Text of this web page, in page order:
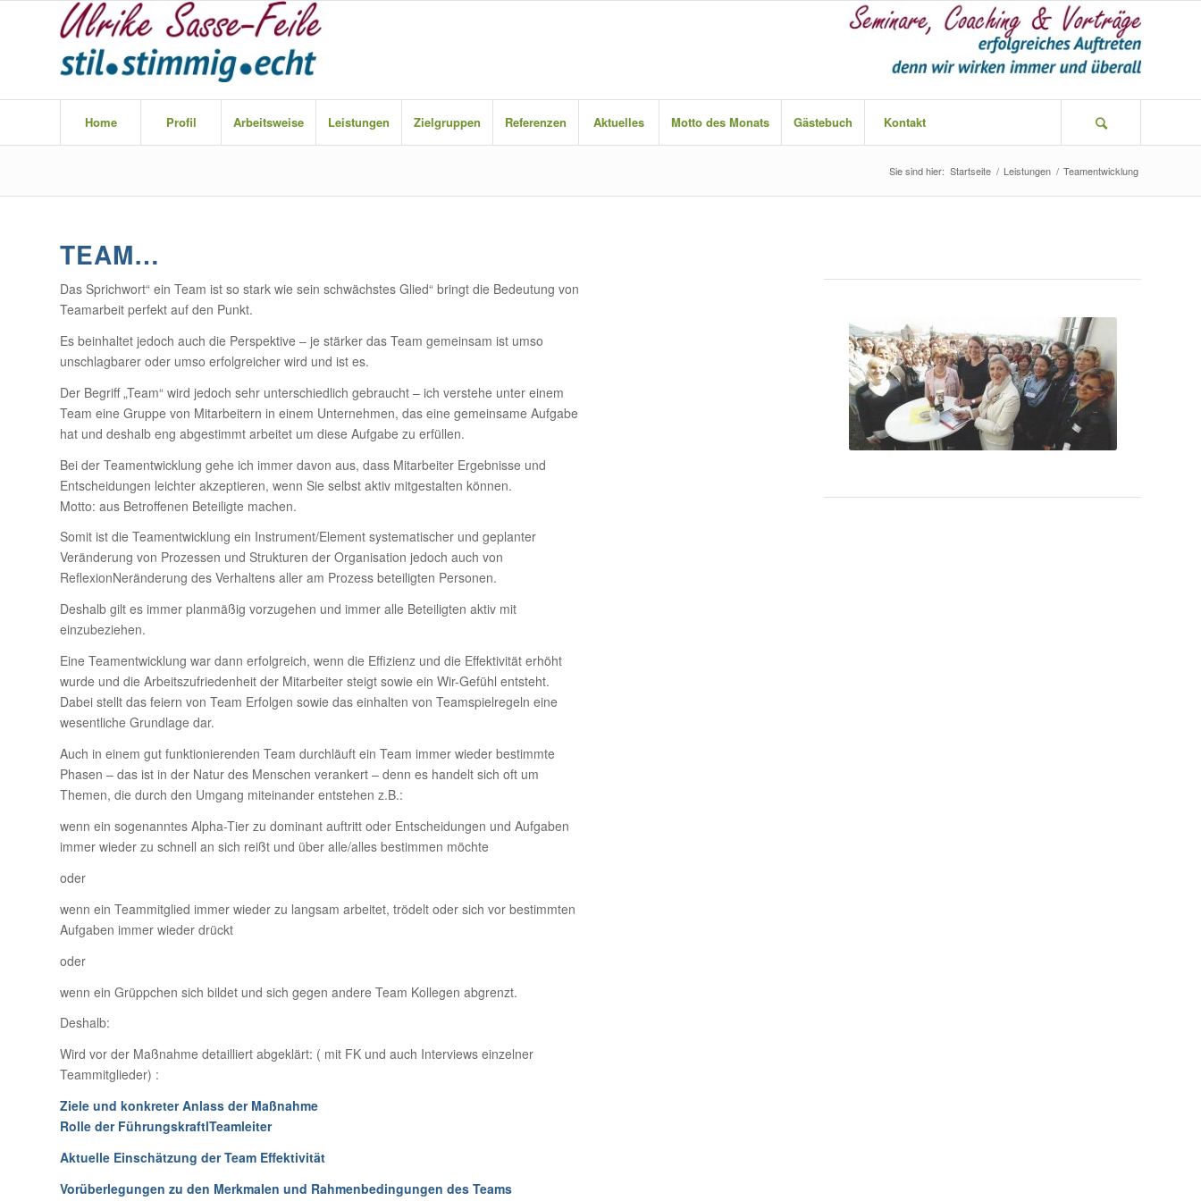
Home Profil Arbeitsweise Leistungen Zielgruppen Referenzen Aktuelles Motto des Monats Gästebuch Kontakt
Sie sind hier: Startseite / Leistungen / Teamentwicklung
TEAM…
Das Sprichwort“ ein Team ist so stark wie sein schwächstes Glied“ bringt die Bedeutung von
Teamarbeit perfekt auf den Punkt.
Es beinhaltet jedoch auch die Perspektive – je stärker das Team gemeinsam ist umso
unschlagbarer oder umso erfolgreicher wird und ist es.
Der Begriff „Team“ wird jedoch sehr unterschiedlich gebraucht – ich verstehe unter einem
Team eine Gruppe von Mitarbeitern in einem Unternehmen, das eine gemeinsame Aufgabe
hat und deshalb eng abgestimmt arbeitet um diese Aufgabe zu erfüllen.
Bei der Teamentwicklung gehe ich immer davon aus, dass Mitarbeiter Ergebnisse und
Entscheidungen leichter akzeptieren, wenn Sie selbst aktiv mitgestalten können.
Motto: aus Betroffenen Beteiligte machen.
Somit ist die Teamentwicklung ein Instrument/Element systematischer und geplanter
Veränderung von Prozessen und Strukturen der Organisation jedoch auch von
ReflexionNeränderung des Verhaltens aller am Prozess beteiligten Personen.
Deshalb gilt es immer planmäßig vorzugehen und immer alle Beteiligten aktiv mit
einzubeziehen.
Eine Teamentwicklung war dann erfolgreich, wenn die Effizienz und die Effektivität erhöht
wurde und die Arbeitszufriedenheit der Mitarbeiter steigt sowie ein Wir-Gefühl entsteht.
Dabei stellt das feiern von Team Erfolgen sowie das einhalten von Teamspielregeln eine
wesentliche Grundlage dar.
Auch in einem gut funktionierenden Team durchläuft ein Team immer wieder bestimmte
Phasen – das ist in der Natur des Menschen verankert – denn es handelt sich oft um
Themen, die durch den Umgang miteinander entstehen z.B.:
wenn ein sogenanntes Alpha-Tier zu dominant auftritt oder Entscheidungen und Aufgaben
immer wieder zu schnell an sich reißt und über alle/alles bestimmen möchte
oder
wenn ein Teammitglied immer wieder zu langsam arbeitet, trödelt oder sich vor bestimmten
Aufgaben immer wieder drückt
oder
wenn ein Grüppchen sich bildet und sich gegen andere Team Kollegen abgrenzt.
Deshalb:
Wird vor der Maßnahme detailliert abgeklärt: ( mit FK und auch Interviews einzelner
Teammitglieder) :
Ziele und konkreter Anlass der Maßnahme
Rolle der FührungskraftlTeamleiter
Aktuelle Einschätzung derTeam Effektivität
Vorüberlegungen zu den Merkmalen und Rahmenbedingungen des Teams